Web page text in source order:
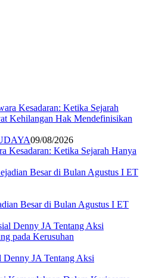
09/08/2026
Kesadaran: Ketika Sejarah Hanya
Besar di Bulan Agustus I ET
Denny JA Tentang Aksi